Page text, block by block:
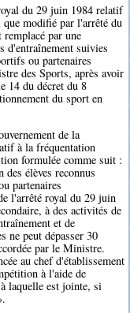
du 29 juin 1984 relatif
que modifié par l'arrêté du
par une
d'entraînement suivies
ou partenaires
des Sports, après avoir
14 du décret du 8
du sport en
de la
à la fréquentation
formulée comme suit :
élèves reconnus
partenaires
l'arrêté royal du 29 juin
à des activités de
et de
ne peut dépasser 30
par le Ministre.
au chef d'établissement
à l'aide de
laquelle est jointe, si